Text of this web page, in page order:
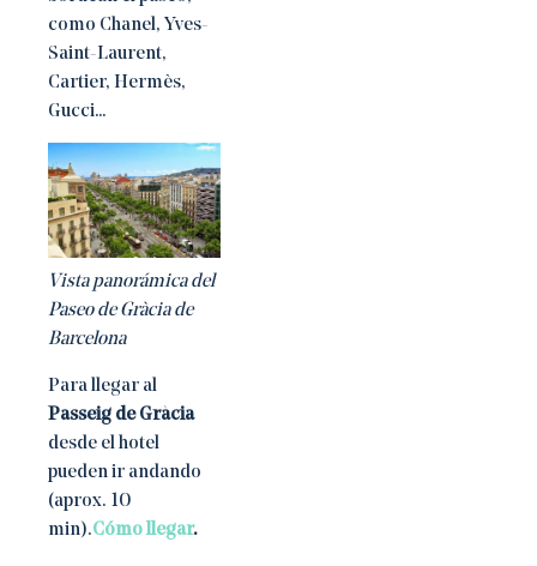
como Chanel, Yves-
Saint-Laurent,
Cartier, Hermès,
Gucci…
Vista panorámica del
Paseo de Gràcia de
Barcelona
Para llegar al
Passeig de Gràcia
desde el hotel
pueden ir andando
(aprox. 10
min).Cómo llegar.